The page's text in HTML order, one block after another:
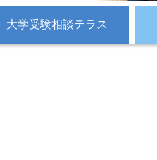
大学受験相談テラス